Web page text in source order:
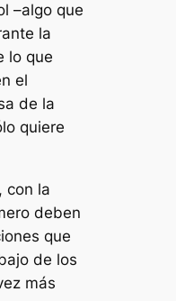
–algo que
la
lo que
el
de la
quiere
con la
deben
que
de los
más